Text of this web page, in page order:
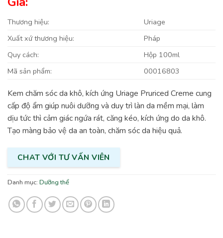
Thương hiệu:
Uriage
Xuất xứ thương hiệu:
Pháp
Quy cách:
Hộp 100ml
Mã sản phẩm:
00016803
Kem chăm sóc da khô, kích ứng Uriage Pruriced Creme cung
cấp độ ẩm giúp nuôi dưỡng và duy trì làn da mềm mại, làm
dịu tức thì cảm giác ngứa rát, căng kéo, kích ứng do da khô.
Tạo màng bảo vệ da an toàn, chăm sóc da hiệu quả.
CHAT VỚI TƯ VẤN VIÊN
Danh mục: Dưỡng thể